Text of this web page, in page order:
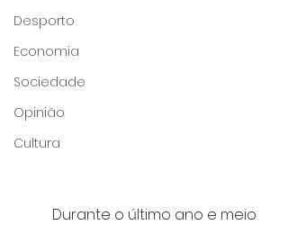
Desporto
Economia
Sociedade
Opinião
Cultura